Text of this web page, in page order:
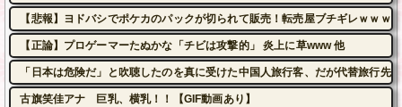
【悲報】ヨドバシでポケカのパックが切られて販売！転売屋ブチギレｗｗｗ
【正論】プロゲーマーたぬかな「チビは攻撃的」 炎上に草www 他
「日本は危険だ」と吹聴したのを真に受けた中国人旅行客、だが代替旅行
古旗笑佳アナ 巨乳、横乳！！【GIF動画あり】